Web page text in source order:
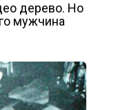
дерево. Но
мужчина